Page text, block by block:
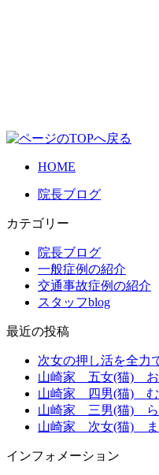
HOME
院長ブログ
カテゴリー
院長ブログ
一般症例の紹介
交通事故症例の紹介
スタッフblog
最近の投稿
次女の押し活を全力
山崎家 五女(猫) お
山崎家 四男(猫) む
山崎家 三男(猫) ら
山崎家 次女(猫) ま
インフォメーション